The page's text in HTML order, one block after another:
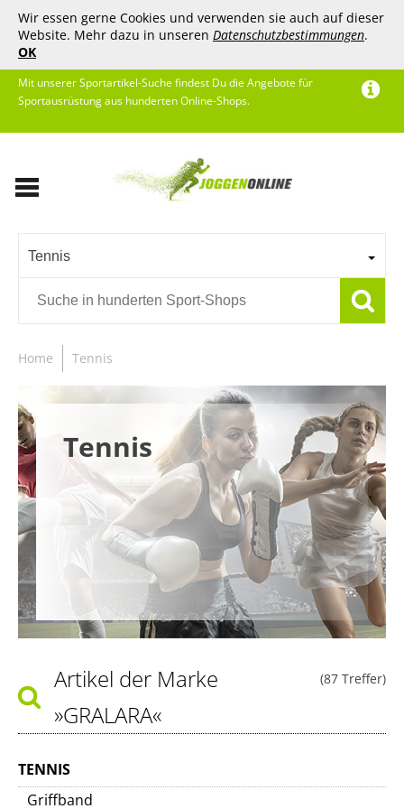
Wir essen gerne Cookies und verwenden sie auch auf dieser
Website. Mehr dazu in unseren Datenschutzbestimmungen.
OK
Mit unserer Sportartikel-Suche findest Du die Angebote für
Sportausrüstung aus hunderten Online-Shops.
Tennis
Home Tennis
Tennis
(87 Treffer)
Artikel der Marke
»GRALARA«
TENNIS
Griffband